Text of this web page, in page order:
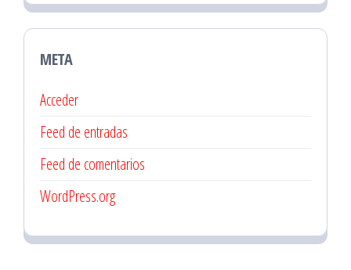
META
Acceder
Feed de entradas
Feed de comentarios
WordPress.org